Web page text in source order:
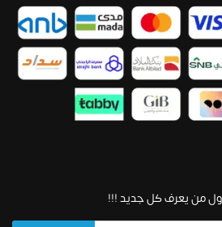
من يعرف كل جديد !!!